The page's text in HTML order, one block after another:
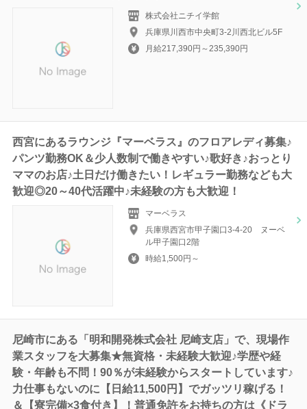
株式会社ニチイ学館
兵庫県川西市中央町3-2川西北ビル5F
月給217,390円～235,390円
西宮にあるラウンジ『マーベラス』のフロアレディ募集♪
パンツ勤務OK＆少人数制で働きやすい♪歌好き♪おっとり
ママのお店♪土日だけ働きたい！レギュラー勤務なども大
歓迎◎20～40代活躍中♪未経験の方も大歓迎！
マーベラス
兵庫県西宮市甲子園口3-4-20 ヌーベ
ル甲子園口2階
時給1,500円～
尼崎市にある「明和開発株式会社 尼崎支店」で、現場作
業スタッフを大募集★無資格・未経験大歓迎♪学歴や経
験・年齢も不問！90％が未経験からスタートしています♪
力仕事もないのに【日給11,500円】でガッツリ稼げる！
＆【寮完備×3食付き】！普通免許をお持ちの方は《ドラ